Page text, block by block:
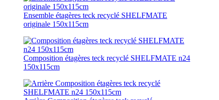
Ensemble étagères teck recyclé SHELFMATE
originale 150x115cm
Composition étagères teck recyclé SHELFMATE n24
150x115cm